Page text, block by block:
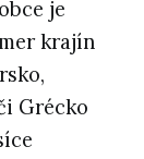
je
krajín
Grécko